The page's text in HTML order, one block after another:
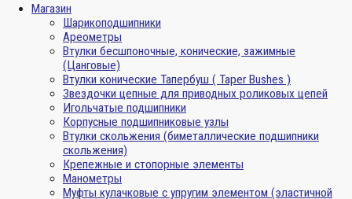
Магазин
Шарикоподшипники
Ареометры
Втулки бесшпоночные, конические, зажимные
(Цанговые)
Втулки конические Тапербуш ( Taper Bushes )
Звездочки цепные для приводных роликовых цепей
Игольчатые подшипники
Корпусные подшипниковые узлы
Втулки скольжения (биметаллические подшипники
скольжения)
Крепежные и стопорные элементы
Манометры
Муфты кулачковые с упругим элементом (эластичной